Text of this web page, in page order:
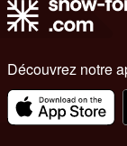
Découvrez notre